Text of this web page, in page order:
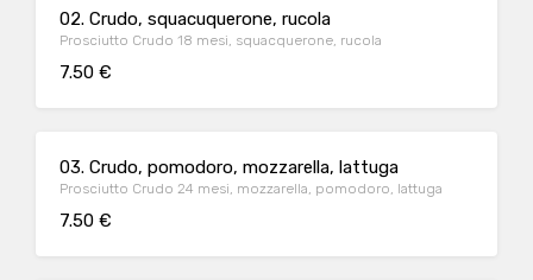
02. Crudo, squacuquerone, rucola
Prosciutto Crudo 18 mesi, squacquerone, rucola
7.50 €
03. Crudo, pomodoro, mozzarella, lattuga
Prosciutto Crudo 24 mesi, mozzarella, pomodoro, lattuga
7.50 €